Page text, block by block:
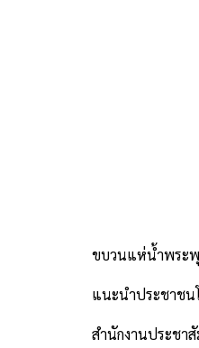
ขบวนแห่น้ำพระพุ
แนะนำประชาชน
สำนักงานประชา